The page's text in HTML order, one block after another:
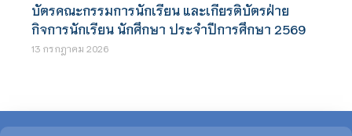
บัตรคณะกรรมการนักเรียน และเกียรติบัตรฝ่าย
กิจการนักเรียน นักศึกษา ประจำปีการศึกษา 2569
13 กรกฎาคม 2026